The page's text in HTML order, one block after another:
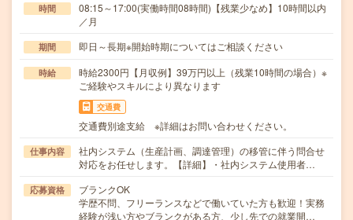
時間
08:15～17:00(実働時間08時間)【残業少なめ】10時間以内
／月
期間 即日～長期※開始時期についてはご相談ください
時給
時給2300円【月収例】39万円以上（残業10時間の場合）※
ご経験やスキルにより異なります
交通費
交通費別途支給 ※詳細はお問い合わせください。
仕事内容
社内システム（生産計画、調達管理）の移管に伴う問合せ
対応をお任せします。【詳細】・社内システム使用者…
応募資格
ブランクOK
学歴不問、フリーランスなどで働いていた方も歓迎！実務
経験が浅い方やブランクがある方、少し先での就業開…